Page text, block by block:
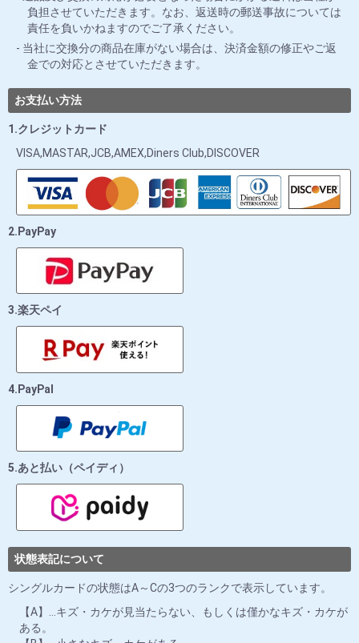
負担させていただきます。なお、返送時の郵送事故については
責任を負いかねますのでご了承ください。
当社に交換分の商品在庫がない場合は、決済金額の修正やご返
金での対応とさせていただきます。
お支払い方法
1.クレジットカード
VISA,MASTAR,JCB,AMEX,Diners Club,DISCOVER
2.PayPay
3.楽天ペイ
4.PayPal
5.あと払い（ペイディ）
状態表記について
シングルカードの状態はA～Cの3つのランクで表示しています。
【A】…キズ・カケが見当たらない、もしくは僅かなキズ・カケが
ある。